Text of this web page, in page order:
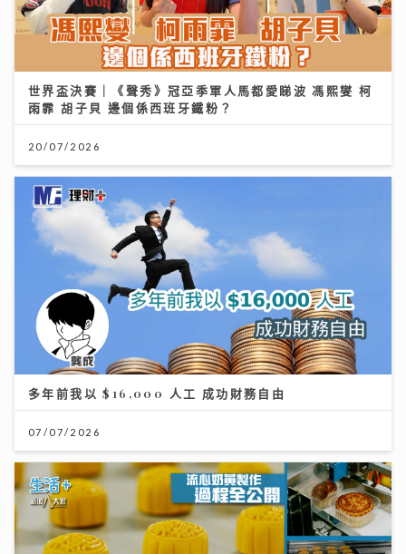
世界盃決賽｜《聲秀》冠亞季軍人馬都愛睇波 馮熙燮 柯
雨霏 胡子貝 邊個係西班牙鐵粉？
20/07/2026
多年前我以 $16,000 人工 成功財務自由
07/07/2026